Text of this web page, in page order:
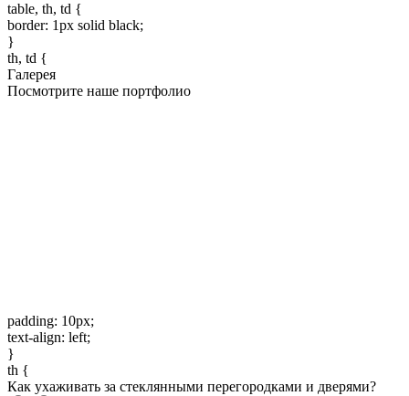
table, th, td {
border: 1px solid black;
}
th, td {
Галерея
Посмотрите наше портфолио
padding: 10px;
text-align: left;
}
th {
Как ухаживать за стеклянными перегородками и дверями?